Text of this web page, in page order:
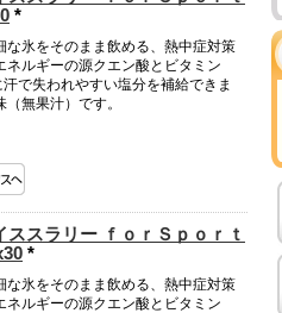
*
な氷をそのまま飲める、熱中症対策
ネルギーの源クエン酸とビタミン
で失われやすい塩分を補給できま
無果汁）です。
スラリー ｆｏｒＳｐｏｒｔ
*
な氷をそのまま飲める、熱中症対策
ネルギーの源クエン酸とビタミン